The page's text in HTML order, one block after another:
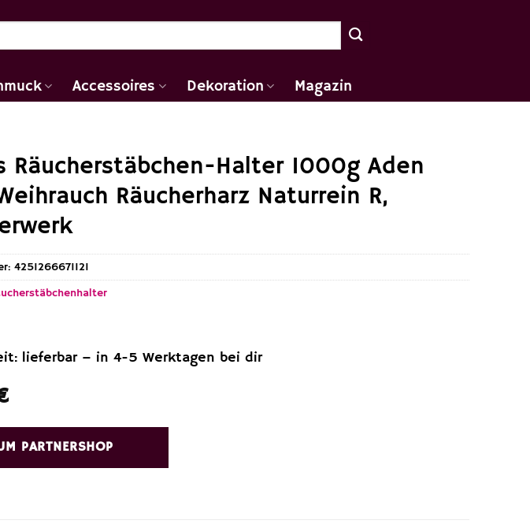
Accessoires Dekoration Magazin
Räucherstäbchen-Halter 1000g Aden
Räucherharz Naturrein R,
lieferbar – in 4-5 Werktagen bei dir
PARTNERSHOP
4251266671121